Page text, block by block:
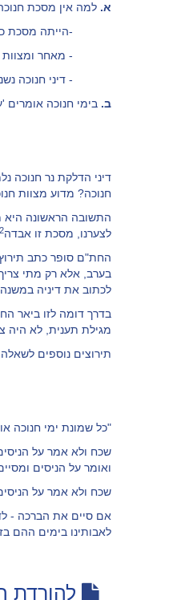
א. למה אין מסכת
-הייתה מסכת
- מאחר ומצוות
- דיני חנוכה נשנו
ב. בימי חנוכה
דיני הדלקת נר חנוכה
חנוכה? מדוע מצוות
התשובה הראשונה היא
לצערנו, מסכת זו אבדה2
החת"ם סופר כתב
בערב, אלא רק מתי
לכתוב את דיניה במשנה
בדרך דומה לזו ביאר
מגילת תענית, לא היה
תירוצים נוספים
"כל שמונת ימי חנוכה
שכח ולא אמר על
ואומר על הניסים
שכח ולא אמר על
אם סיים את הברכה -
לאבותינו בימים ההם
להורדת